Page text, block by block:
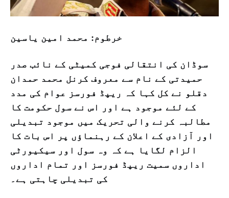
خرطوم: محمد امین یاسین
سوڈان کی انتقالی فوجی کمیٹی کے نائب صدر
حمیدتی کے نام سے معروف کرنل محمد حمدان
دقلو نے کل کہا کہ ریپڈ فورسز عوام کی مدد
کے لئے موجود ہے اور اس نے سول حکومت کا
مطالبہ کرنے والی تحریک میں موجود تبدیلی
اور آزادی کے اعلان کے رہنماؤں پر اس بات کا
الزام لگایا ہے کہ وہ سول اور سیکیورٹی
اداروں سمیت ریپڈ فورسز اور تمام اداروں
کی تبدیلی چاہتی ہے۔